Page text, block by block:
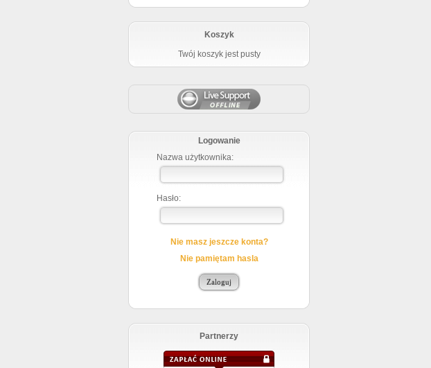
Koszyk
Twój koszyk jest pusty
Logowanie
Nazwa użytkownika:
Hasło:
Nie masz jeszcze konta?
Nie pamiętam hasla
Partnerzy